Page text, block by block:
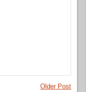
Older Post